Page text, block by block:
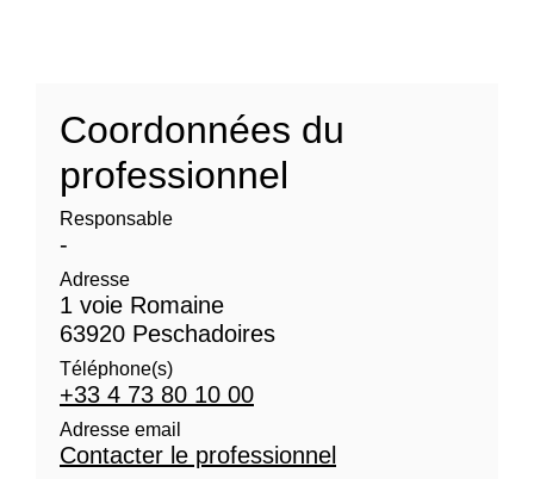
Coordonnées du
professionnel
Responsable
-
Adresse
1 voie Romaine
63920 Peschadoires
Téléphone(s)
+33 4 73 80 10 00
Adresse email
Contacter le professionnel